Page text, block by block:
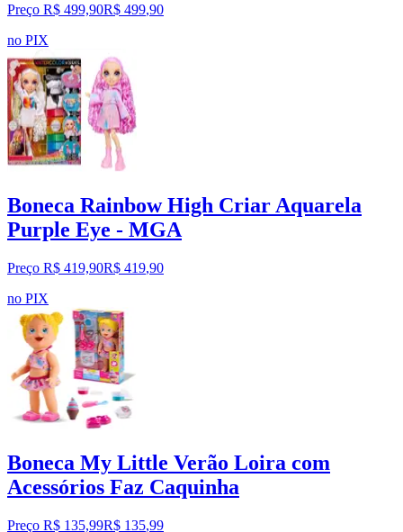
Preço R$ 499,90R$ 499,90
no PIX
Boneca Rainbow High Criar Aquarela
Purple Eye - MGA
Preço R$ 419,90R$ 419,90
no PIX
Boneca My Little Verão Loira com
Acessórios Faz Caquinha
Preço R$ 135,99R$ 135,99